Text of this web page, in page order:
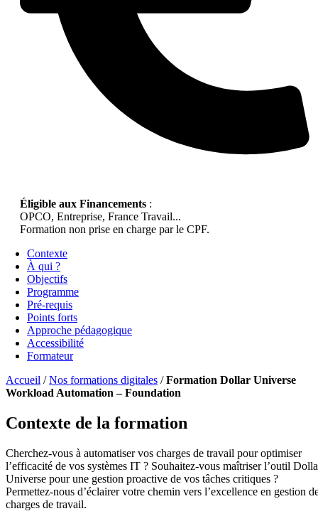
Éligible aux Financements :
OPCO, Entreprise, France Travail...
Formation non prise en charge par le CPF.
Contexte
À qui ?
Objectifs
Programme
Pré-requis
Points forts
Approche pédagogique
Accessibilité
Formateur
Accueil /Nos formations digitales /Formation Dollar Universe
Workload Automation – Foundation
Contexte de la formation
Cherchez-vous à automatiser vos charges de travail pour optimiser
l’efficacité de vos systèmes IT ? Souhaitez-vous maîtriser l’outil
Universe pour une gestion proactive de vos tâches critiques ?
Permettez-nous d’éclairer votre chemin vers l’excellence en gestion
charges de travail.